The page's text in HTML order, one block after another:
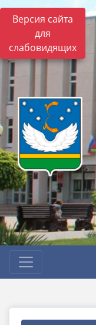
Версия сайта
для
слабовидящих